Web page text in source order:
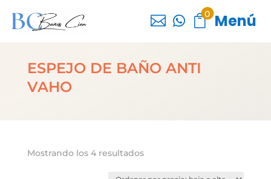
  0 Menú
ESPEJO DE BAÑO ANTI
VAHO
Mostrando los 4 resultadosOrdenado